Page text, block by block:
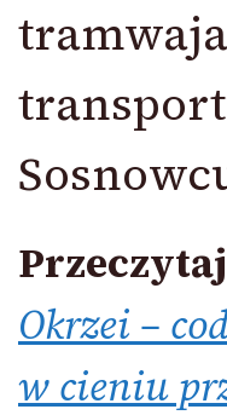
Przeczytaj
Okrzei –
w cieniu